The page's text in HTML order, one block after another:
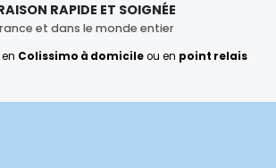
RAPIDE ET SOIGNÉE
et dans le monde entier
en Colissimo à domicileou en point relais